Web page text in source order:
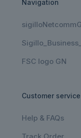
Navigation
FSC logo GN
Customer service
Help & FAQs